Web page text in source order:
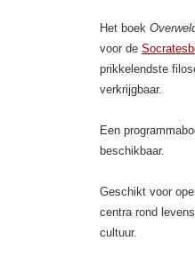
Het boek
voor de
prikkelendste
verkrijgbaar.
Een
beschikbaar.
Geschikt voor
centra rond
cultuur.